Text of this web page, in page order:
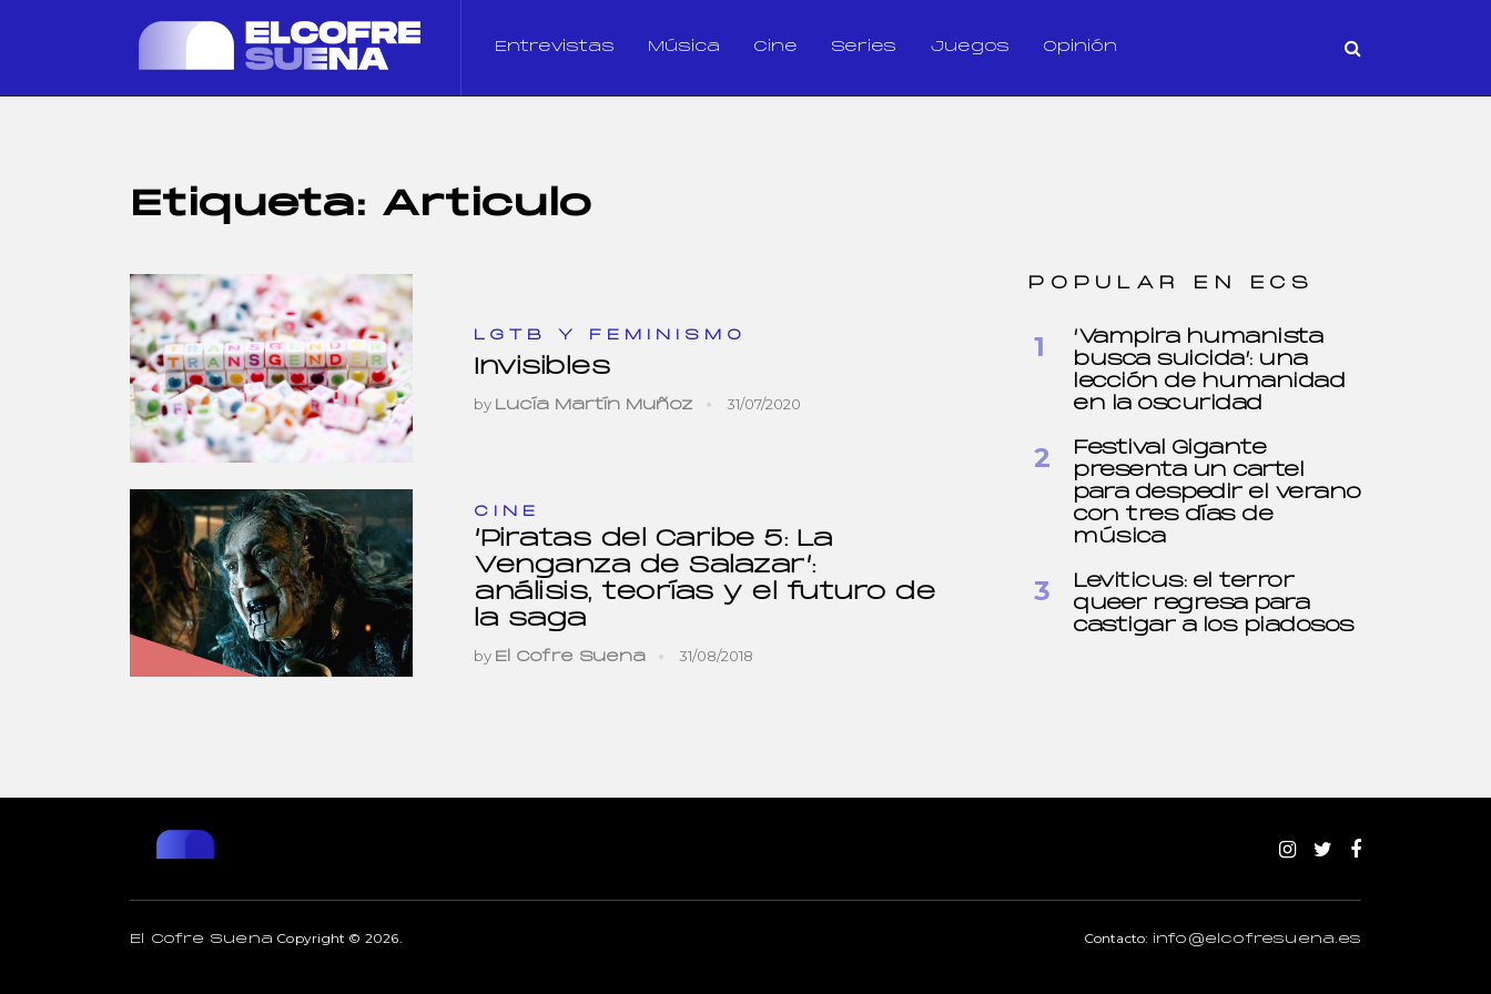
Entrevistas Música Cine Series Juegos Opinión
Etiqueta: Articulo
LGTB Y FEMINISMO
Invisibles
by Lucía Martín Muñoz 31/07/2020
CINE
‘Piratas del Caribe 5: La
Venganza de Salazar’:
análisis, teorías y el futuro de
la saga
by El Cofre Suena 31/08/2018
POPULAR EN ECS
‘Vampira humanista
busca suicida’: una
lección de humanidad
en la oscuridad
Festival Gigante
presenta un cartel
para despedir el verano
con tres días de
música
Leviticus: el terror
queer regresa para
castigar a los piadosos
El Cofre Suena Copyright © 2026. Contacto: info@elcofresuena.es